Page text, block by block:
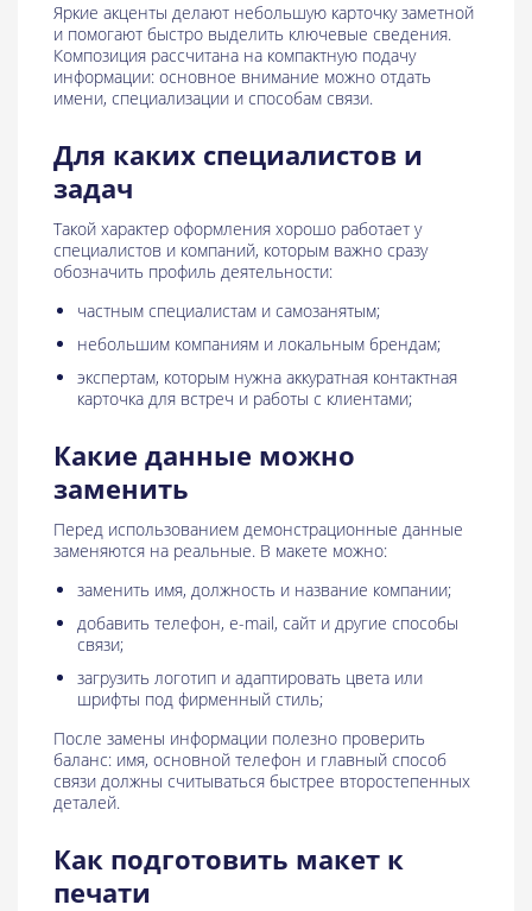
Яркие акценты делают небольшую карточку заметной
и помогают быстро выделить ключевые сведения.
Композиция рассчитана на компактную подачу
информации: основное внимание можно отдать
имени, специализации и способам связи.
Для каких специалистов и
задач
Такой характер оформления хорошо работает у
специалистов и компаний, которым важно сразу
обозначить профиль деятельности:
частным специалистам и самозанятым;
небольшим компаниям и локальным брендам;
экспертам, которым нужна аккуратная контактная
карточка для встреч и работы с клиентами;
Какие данные можно
заменить
Перед использованием демонстрационные данные
заменяются на реальные. В макете можно:
заменить имя, должность и название компании;
добавить телефон, e-mail, сайт и другие способы
связи;
загрузить логотип и адаптировать цвета или
шрифты под фирменный стиль;
После замены информации полезно проверить
баланс: имя, основной телефон и главный способ
связи должны считываться быстрее второстепенных
деталей.
Как подготовить макет к
печати